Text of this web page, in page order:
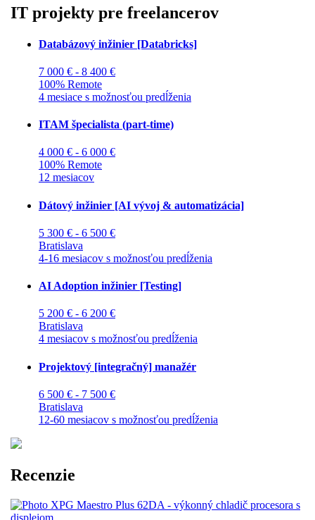
IT projekty pre freelancerov
Databázový inžinier [Databricks]
7 000 € - 8 400 €
100% Remote
4 mesiace s možnosťou predĺženia
ITAM špecialista (part-time)
4 000 € - 6 000 €
100% Remote
12 mesiacov
Dátový inžinier [AI vývoj & automatizácia]
5 300 € - 6 500 €
Bratislava
4-16 mesiacov s možnosťou predĺženia
AI Adoption inžinier [Testing]
5 200 € - 6 200 €
Bratislava
4 mesiacov s možnosťou predĺženia
Projektový [integračný] manažér
6 500 € - 7 500 €
Bratislava
12-60 mesiacov s možnosťou predĺženia
Recenzie